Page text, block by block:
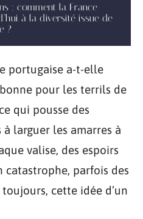
: comment la France
à la diversité issue de
?
portugaise a-t-elle
pour les terrils de
qui pousse des
larguer les amarres à
valise, des espoirs
catastrophe, parfois des
cette idée d’un